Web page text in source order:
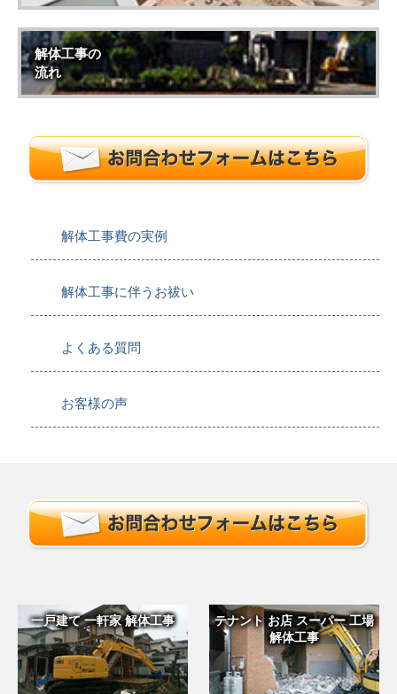
解体工事の
流れ
解体工事費の実例
解体工事に伴うお祓い
よくある質問
お客様の声
一戸建て 一軒家 解体工事
テナント お店 スーパー 工場
解体工事